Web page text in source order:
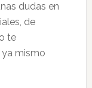
dudas en
de
te
mismo